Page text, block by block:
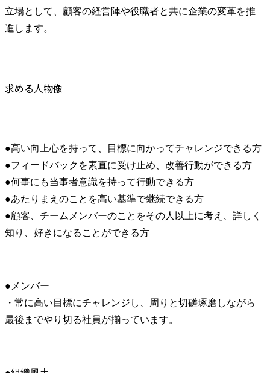
立場として、顧客の経営陣や役職者と共に企業の変革を推
進します。
求める人物像
●高い向上心を持って、目標に向かってチャレンジできる方
●フィードバックを素直に受け止め、改善行動ができる方
●何事にも当事者意識を持って行動できる方
●あたりまえのことを高い基準で継続できる方
●顧客、チームメンバーのことをその人以上に考え、詳しく
知り、好きになることができる方
●メンバー
・常に高い目標にチャレンジし、周りと切磋琢磨しながら
最後までやり切る社員が揃っています。